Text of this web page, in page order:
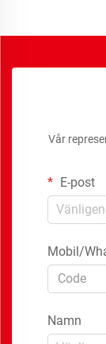
Vår
E-post
Mobil/
Code
Namn